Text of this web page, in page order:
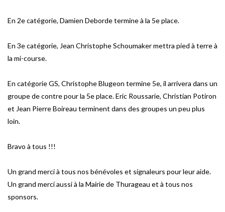
En 2e catégorie, Damien Deborde termine à la 5e place.
En 3e catégorie, Jean Christophe Schoumaker mettra pied à terre à
la mi-course.
En catégorie GS, Christophe Blugeon termine 5e, il arrivera dans un
groupe de contre pour la 5e place. Eric Roussarie, Christian Potiron
et Jean Pierre Boireau terminent dans des groupes un peu plus
loin.
Bravo à tous !!!
Un grand merci à tous nos bénévoles et signaleurs pour leur aide.
Un grand merci aussi à la Mairie de Thurageau et à tous nos
sponsors.